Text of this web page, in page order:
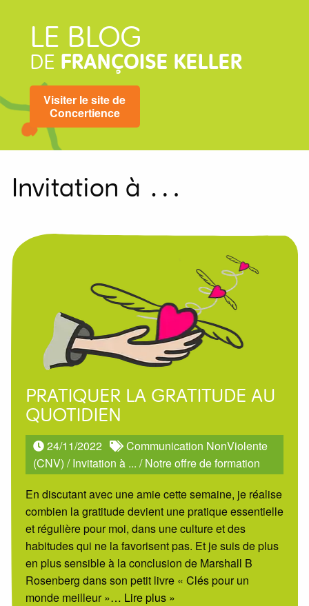
LE BLOG
DE FRANÇOISE KELLER
Visiter le site de
Concertience
Invitation à …
PRATIQUER LA GRATITUDE AU
QUOTIDIEN
24/11/2022
Communication NonViolente
(CNV) /Invitation à ... /Notre offre de formation
En discutant avec une amie cette semaine, je réalise
combien la gratitude devient une pratique essentielle
et régulière pour moi, dans une culture et des
habitudes qui ne la favorisent pas. Et je suis de plus
en plus sensible à la conclusion de Marshall B
Rosenberg dans son petit livre « Clés pour un
monde meilleur »… Lire plus »